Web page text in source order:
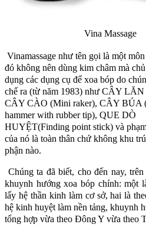
Vina Massage
Vinamassage như tên gọi là một
đó không nên dùng kim châm mà
dụng các dụng cụ để xoa bóp do
chế ra (từ năm 1983) như CÂY
CÂY CÀO (Mini raker), CÂY BÚA
hammer with rubber tip), QUE DÒ
HUYỆT(Finding point stick) và
của nó là toàn thân chứ không khu
phận nào.
Chúng ta đã biết, cho đến nay,
khuynh hướng xoa bóp chính: một
lấy hệ thần kinh làm cơ sở, hai là
hệ kinh huyệt làm nền tảng, khuynh
tổng hợp vừa theo Đông Y vừa theo